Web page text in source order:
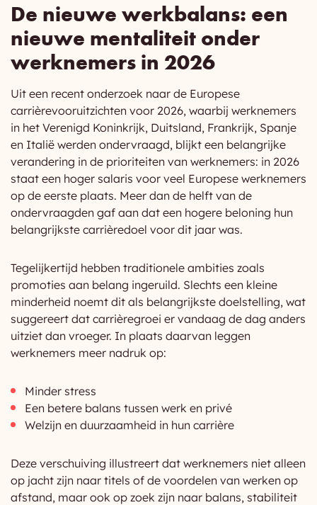
De nieuwe werkbalans: een
nieuwe mentaliteit onder
werknemers in 2026
Uit een recent onderzoek naar de Europese
carrièrevooruitzichten voor 2026, waarbij werknemers
in het Verenigd Koninkrijk, Duitsland, Frankrijk, Spanje
en Italië werden ondervraagd, blijkt een belangrijke
verandering in de prioriteiten van werknemers: in 2026
staat een hoger salaris voor veel Europese werknemers
op de eerste plaats. Meer dan de helft van de
ondervraagden gaf aan dat een hogere beloning hun
belangrijkste carrièredoel voor dit jaar was.
Tegelijkertijd hebben traditionele ambities zoals
promoties aan belang ingeruild. Slechts een kleine
minderheid noemt dit als belangrijkste doelstelling, wat
suggereert dat carrièregroei er vandaag de dag anders
uitziet dan vroeger. In plaats daarvan leggen
werknemers meer nadruk op:
Minder stress
Een betere balans tussen werk en privé
Welzijn en duurzaamheid in hun carrière
Deze verschuiving illustreert dat werknemers niet alleen
op jacht zijn naar titels of de voordelen van werken op
afstand, maar ook op zoek zijn naar balans, stabiliteit